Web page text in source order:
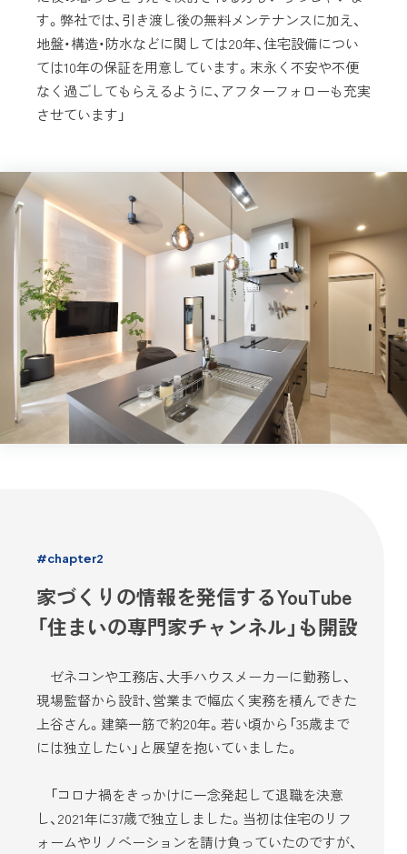
す。弊社では、引き渡し後の無料メンテナンスに加え、
地盤・構造・防水などに関しては20年、住宅設備につい
ては10年の保証を用意しています。末永く不安や不便
なく過ごしてもらえるように、アフターフォローも充実
させています」
#chapter2
家づくりの情報を発信するYouTube
「住まいの専門家チャンネル」も開設
ゼネコンや工務店、大手ハウスメーカーに勤務し、
現場監督から設計、営業まで幅広く実務を積んできた
上谷さん。建築一筋で約20年。若い頃から「35歳まで
には独立したい」と展望を抱いていました。
「コロナ禍をきっかけに一念発起して退職を決意
し、2021年に37歳で独立しました。当初は住宅のリフ
ォームやリノベーションを請け負っていたのですが、